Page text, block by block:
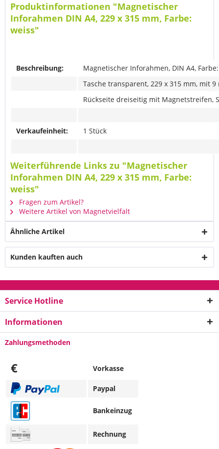
Produktinformationen "Magnetischer
Inforahmen DIN A4, 229 x 315 mm, Farbe:
weiss"
Beschreibung:
Magnetischer Inforahmen, DIN A4,
Tasche transparent, 229 x 315 mm, mit
Rückseite dreiseitig mit Magnetstreifen,
Verkaufeinheit: 1 Stück
Weiterführende Links zu "Magnetischer
Inforahmen DIN A4, 229 x 315 mm, Farbe:
weiss"
Fragen zum Artikel?
Weitere Artikel von Magnetvielfalt
Ähnliche Artikel
Kunden kauften auch
Service Hotline
Informationen
Zahlungsmethoden
€ Vorkasse
Paypal
Bankeinzug
Rechnung